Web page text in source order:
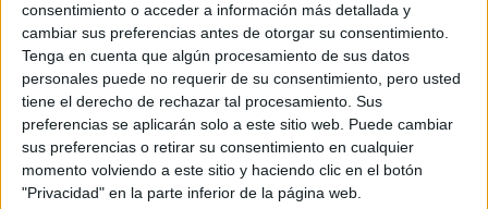
consentimiento o acceder a información más detallada y
cambiar sus preferencias antes de otorgar su consentimiento.
Tenga en cuenta que algún procesamiento de sus datos
personales puede no requerir de su consentimiento, pero usted
tiene el derecho de rechazar tal procesamiento. Sus
preferencias se aplicarán solo a este sitio web. Puede cambiar
sus preferencias o retirar su consentimiento en cualquier
momento volviendo a este sitio y haciendo clic en el botón
"Privacidad" en la parte inferior de la página web.
Magisterio, muy facil la carrera, complicado el trabajo. Te tienes
que sacar oposiciones o tener un buen enchufe en un colegio
privado o concertado, si no es bastante chunga la cosa.
Enfermeria, carrera tb corta, pero q requiere empollar +, con
buenas salidas (creo!) y no esta mal pagado, eso si q la sangre
no te de miedo ni mucho asco, q si no mal rollo.
y no te preocupes q aun te queda un curso + para pensar.